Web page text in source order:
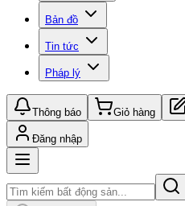
Bản đồ
Tin tức
Pháp lý
Thông báo Giỏ hàng
Đăng nhập